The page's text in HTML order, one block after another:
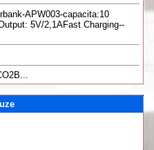
APW003-capacita:10
5V/2,1AFast Charging--